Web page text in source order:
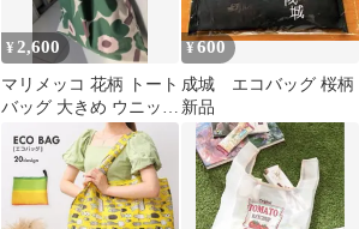
¥ 2,600
マリメッコ 花柄 トート
バッグ 大きめ ウニッコ
¥600
成城 エコバッグ 桜柄
新品